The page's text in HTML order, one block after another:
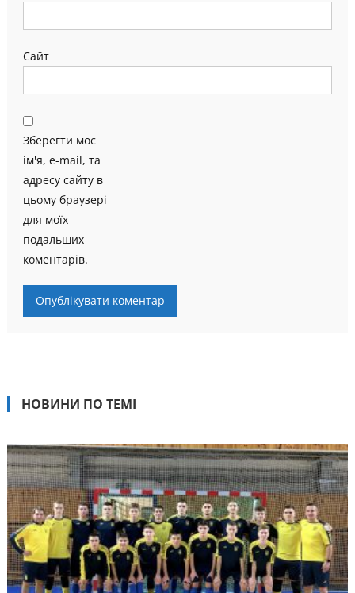
Сайт
Зберегти моє
ім'я, e-mail, та
адресу сайту в
цьому браузері
для моїх
подальших
коментарів.
НОВИНИ ПО ТЕМІ